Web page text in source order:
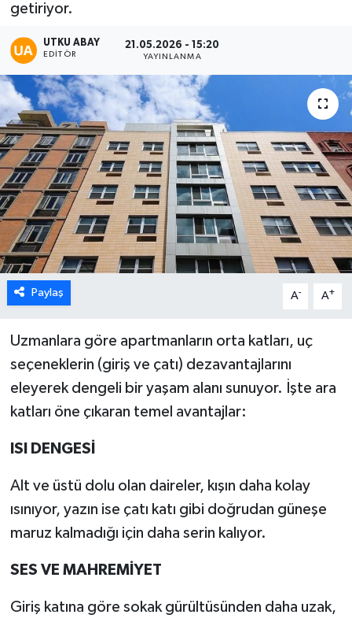
getiriyor.
UTKU ABAY
EDITÖR
21.05.2026 - 15:20
YAYINLANMA
Paylaş A- A+
Uzmanlara göre apartmanların orta katları, uç
seçeneklerin (giriş ve çatı) dezavantajlarını
eleyerek dengeli bir yaşam alanı sunuyor. İşte ara
katları öne çıkaran temel avantajlar:
ISI DENGESİ
Alt ve üstü dolu olan daireler, kışın daha kolay
ısınıyor, yazın ise çatı katı gibi doğrudan güneşe
maruz kalmadığı için daha serin kalıyor.
SES VE MAHREMİYET
Giriş katına göre sokak gürültüsünden daha uzak,
Bartın
Karabük
Spor
Ulusal